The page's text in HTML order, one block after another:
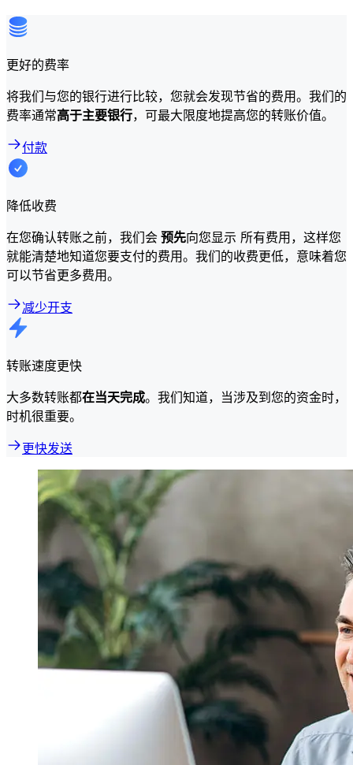
更好的费率
将我们与您的银行进行比较，您就会发现节省的费用。我们的
费率通常高于主要银行，可最大限度地提高您的转账价值。
付款
降低收费
在您确认转账之前，我们会 预先向您显示 所有费用，这样您
就能清楚地知道您要支付的费用。我们的收费更低，意味着您
可以节省更多费用。
减少开支
转账速度更快
大多数转账都在当天完成。我们知道，当涉及到您的资金时，
时机很重要。
更快发送